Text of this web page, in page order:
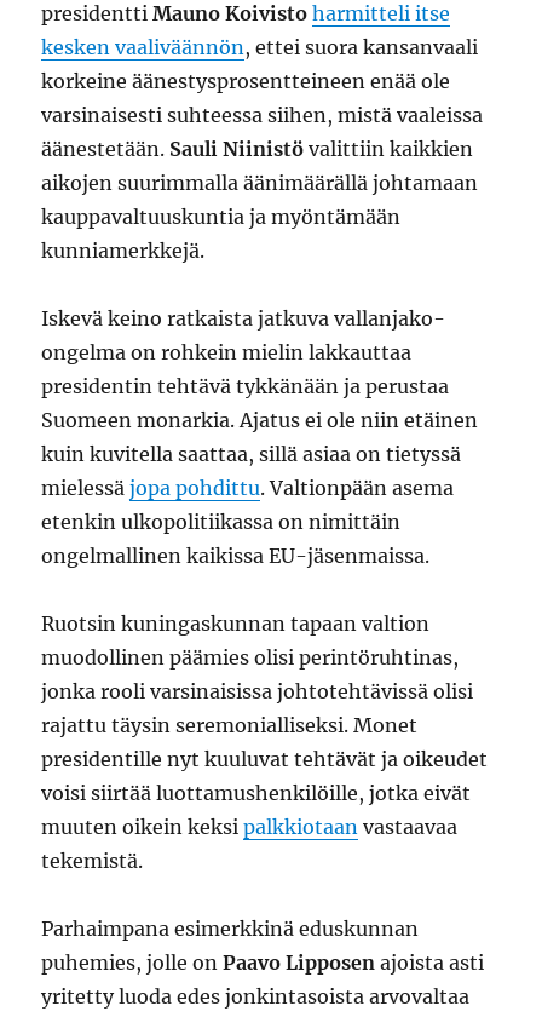
presidenttiMauno Koivisto harmitteli itse
kesken vaaliväännön, ettei suora kansanvaali
korkeine äänestysprosentteineen enää ole
varsinaisesti suhteessa siihen, mistä vaaleissa
äänestetään. Sauli Niinistö valittiin kaikkien
aikojen suurimmalla äänimäärällä johtamaan
kauppavaltuuskuntia ja myöntämään
kunniamerkkejä.
Iskevä keino ratkaista jatkuva vallanjako-
ongelma on rohkein mielin lakkauttaa
presidentin tehtävä tykkänään ja perustaa
Suomeen monarkia. Ajatus ei ole niin etäinen
kuin kuvitella saattaa, sillä asiaa on tietyssä
mielessäjopa pohdittu. Valtionpään asema
etenkin ulkopolitiikassa on nimittäin
ongelmallinen kaikissa EU-jäsenmaissa.
Ruotsin kuningaskunnan tapaan valtion
muodollinen päämies olisi perintöruhtinas,
jonka rooli varsinaisissa johtotehtävissä olisi
rajattu täysin seremonialliseksi. Monet
presidentille nyt kuuluvat tehtävät ja oikeudet
voisi siirtää luottamushenkilöille, jotka eivät
muuten oikein keksipalkkiotaan vastaavaa
tekemistä.
Parhaimpana esimerkkinä eduskunnan
puhemies, jolle onPaavo Lipposen ajoista asti
yritetty luoda edes jonkintasoista arvovaltaa